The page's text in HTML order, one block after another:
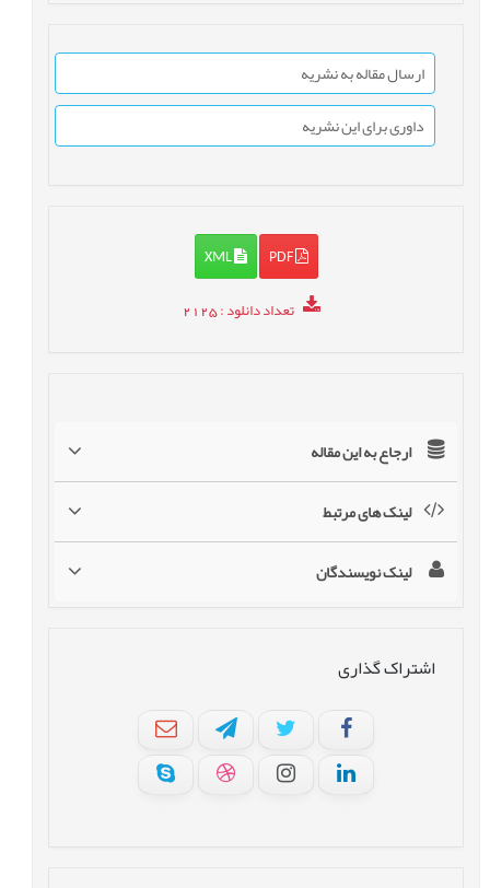
ارسال مقاله به نشریه
داوری برای این نشریه
PDF
XML
تعداد دانلود: 2125
ارجاع به این مقاله
لینک های مرتبط
لینک نویسندگان
اشتراک گذاری